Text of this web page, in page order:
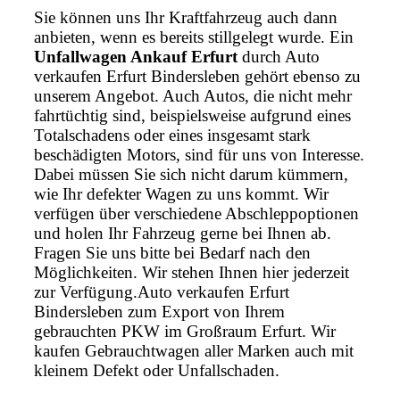
Sie können uns Ihr Kraftfahrzeug auch dann
anbieten, wenn es bereits stillgelegt wurde. Ein
Unfallwagen Ankauf Erfurt durch Auto
verkaufen Erfurt Bindersleben gehört ebenso zu
unserem Angebot. Auch Autos, die nicht mehr
fahrtüchtig sind, beispielsweise aufgrund eines
Totalschadens oder eines insgesamt stark
beschädigten Motors, sind für uns von Interesse.
Dabei müssen Sie sich nicht darum kümmern,
wie Ihr defekter Wagen zu uns kommt. Wir
verfügen über verschiedene Abschleppoptionen
und holen Ihr Fahrzeug gerne bei Ihnen ab.
Fragen Sie uns bitte bei Bedarf nach den
Möglichkeiten. Wir stehen Ihnen hier jederzeit
zur Verfügung.Auto verkaufen Erfurt
Bindersleben zum Export von Ihrem
gebrauchten PKW im Großraum Erfurt. Wir
kaufen Gebrauchtwagen aller Marken auch mit
kleinem Defekt oder Unfallschaden.